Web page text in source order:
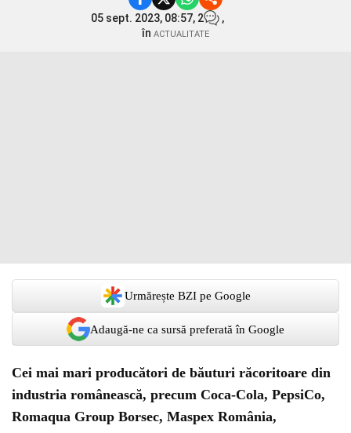
05 sept. 2023, 08:57, 2
,
în ACTUALITATE
Urmărește BZI pe Google
Adaugă-ne ca sursă preferată în Google
Cei mai mari producători de băuturi răcoritoare din
industria românească, precum Coca-Cola, PepsiCo,
Romaqua Group Borsec, Maspex România,